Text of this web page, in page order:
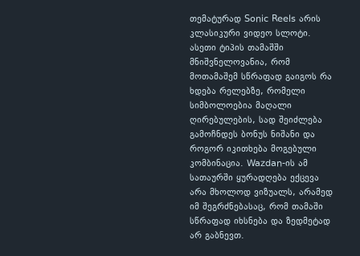
თემატურად Sonic Reels არის
კლასიკური ვიდეო სლოტი.
ასეთი ტიპის თამაშში
მნიშვნელოვანია, რომ
მოთამაშემ სწრაფად გაიგოს რა
ხდება რელებზე, რომელი
სიმბოლოებია მაღალი
ღირებულების, სად შეიძლება
გამოჩნდეს ბონუს ნიშანი და
როგორ იკითხება მოგებული
კომბინაცია. Wazdan-ის ამ
სათაურში ყურადღება ექცევა
არა მხოლოდ ვიზუალს, არამედ
იმ შეგრძნებასაც, რომ თამაში
სწრაფად იხსნება და ზედმეტად
არ გაბნევთ.